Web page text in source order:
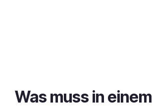
Was muss in einem